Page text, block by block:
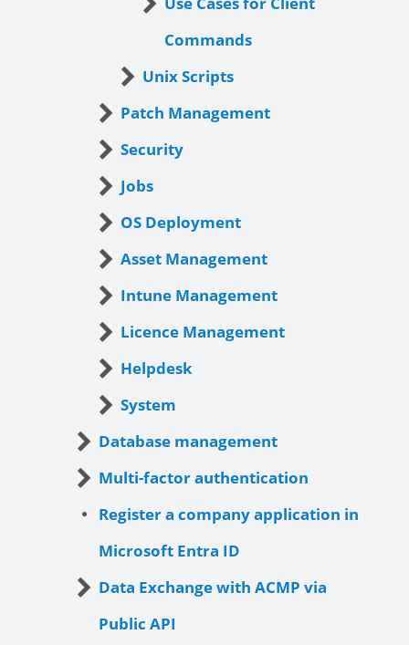
Commands
Unix Scripts
Patch Management
Security
Jobs
OS Deployment
Asset Management
Intune Management
Licence Management
Helpdesk
System
Database management
Multi-factor authentication
Register a company application in
Microsoft Entra ID
Data Exchange with ACMP via
Public API